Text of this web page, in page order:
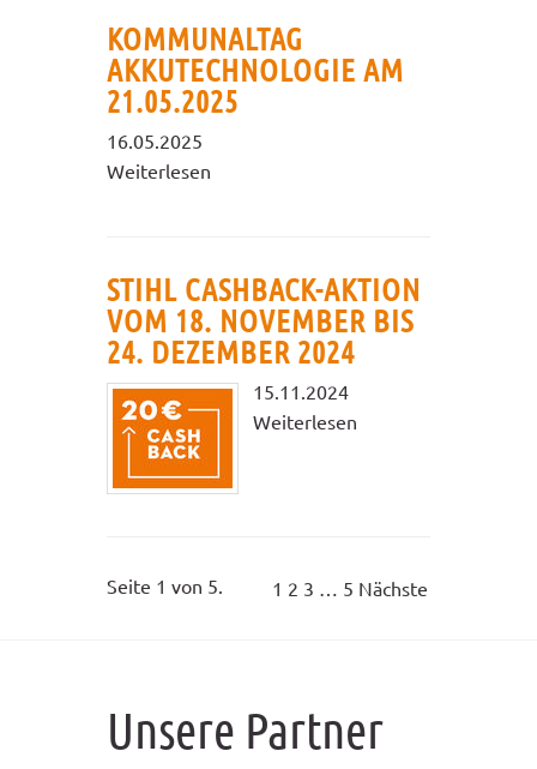
KOMMUNALTAG
AKKUTECHNOLOGIE AM
21.05.2025
16.05.2025
Weiterlesen
STIHL CASHBACK-AKTION
VOM 18. NOVEMBER BIS
24. DEZEMBER 2024
15.11.2024
Weiterlesen
Seite 1 von 5. 1 2 3 5 Nächste
Unsere Partner